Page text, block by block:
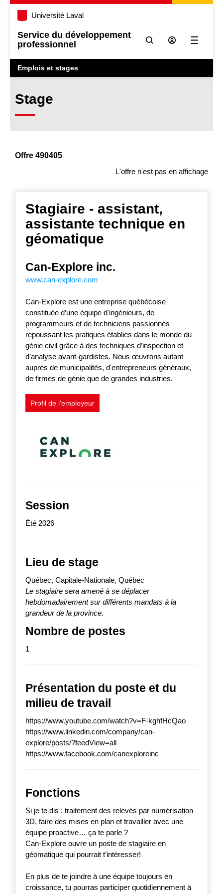
Université Laval
Service du développement
professionnel
Ouvrir
Emplois et stages
Stage
Offre 490405
L'offre n'est pas en affichage
Stagiaire - assistant,
assistante technique en
géomatique
Can-Explore inc.
www.can-explore.com
Can-Explore est une entreprise québécoise
constituée d’une équipe d'ingénieurs, de
programmeurs et de techniciens passionnés
repoussant les pratiques établies dans le monde du
génie civil grâce à des techniques d’inspection et
d’analyse avant-gardistes. Nous œuvrons autant
auprès de municipalités, d'entrepreneurs généraux,
de firmes de génie que de grandes industries.
Profil de l'employeur
Session
Été 2026
Lieu de stage
Québec, Capitale-Nationale, Québec
Le stagiaire sera amené à se déplacer
hebdomadairement sur différents mandats à la
grandeur de la province.
Nombre de postes
1
Présentation du poste et du
milieu de travail
https://www.youtube.com/watch?v=F-kghfHcQao
https://www.linkedin.com/company/can-
explore/posts/?feedView=all
https://www.facebook.com/canexploreinc
Fonctions
Si je te dis : traitement des relevés par numérisation
3D, faire des mises en plan et travailler avec une
équipe proactive… ça te parle ?
Can-Explore ouvre un poste de stagiaire en
géomatique qui pourrait t’intéresser!
En plus de te joindre à une équipe toujours en
croissance, tu pourras participer quotidiennement à